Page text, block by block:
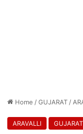
Home /GUJARAT /
ARAVALLI GUJARAT